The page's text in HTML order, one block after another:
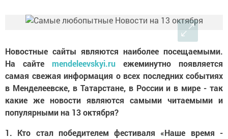
Новостные сайты являются наиболее посещаемыми.
На сайте mendeleevskyi.ru ежеминутно появляется
самая свежая информация о всех последних событиях
в Менделеевске, в Татарстане, в России и в мире - так
какие же новости являются самыми читаемыми и
популярными на 13 октября?
1. Кто стал победителем фестиваля «Наше время -